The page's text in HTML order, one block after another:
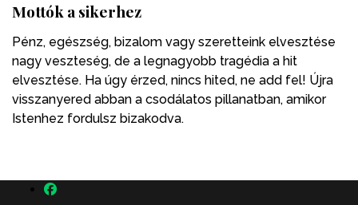
Mottók a sikerhez
Pénz, egészség, bizalom vagy szeretteink elvesztése
nagy veszteség, de a legnagyobb tragédia a hit
elvesztése. Ha úgy érzed, nincs hited, ne add fel! Újra
visszanyered abban a csodálatos pillanatban, amikor
Istenhez fordulsz bizakodva.